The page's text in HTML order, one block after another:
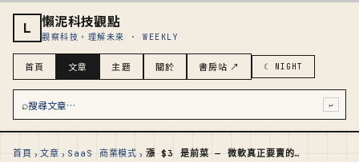
L 懶泥科技觀點
觀察科技，理解未來 · WEEKLY
⌕搜尋文章… ↵
首頁 文章 主題 關於 書房站 ↗ ☾ NIGHT
首頁 › 文章 › SaaS 商業模式 › 漲 $3 是前菜 — 微軟真正要賣的，是 $99 的 AI 員工套件